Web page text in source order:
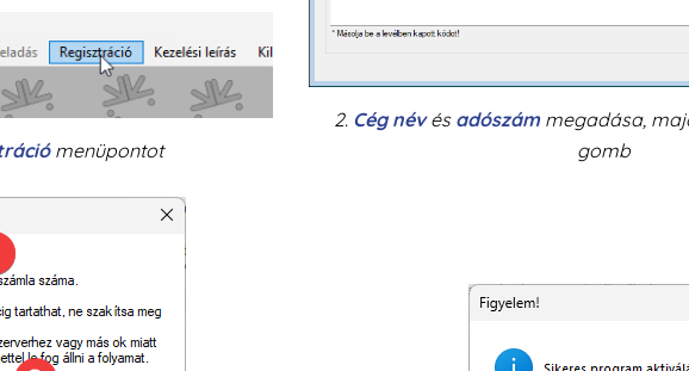
menüpontot
2. Cég névés adószámmegadása,
gomb